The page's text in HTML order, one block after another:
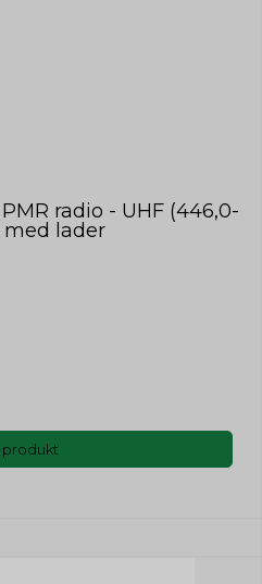
radio - UHF (446,0-
med lader
produkt